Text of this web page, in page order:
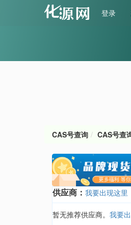
登录
CAS号查询 CAS号查
供应商： 我要出现这里
暂无推荐供应商。 我要